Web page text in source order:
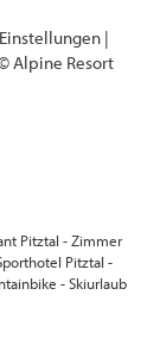
|
Alpine Resort
Pitztal -Zimmer
Pitztal -
-Skiurlaub